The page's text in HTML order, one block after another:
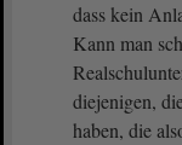
dass kein
Kann man
diejenigen,
haben, die